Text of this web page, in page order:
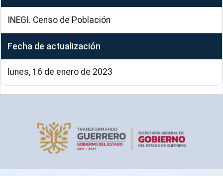
INEGI. Censo de Población
Fecha de actualización
lunes, 16 de enero de 2023